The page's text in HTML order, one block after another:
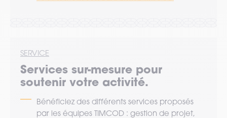
SERVICE
Services sur-mesure pour
soutenir votre activité.
Bénéficiez des différents services proposés
par les équipes TIMCOD : gestion de projet,